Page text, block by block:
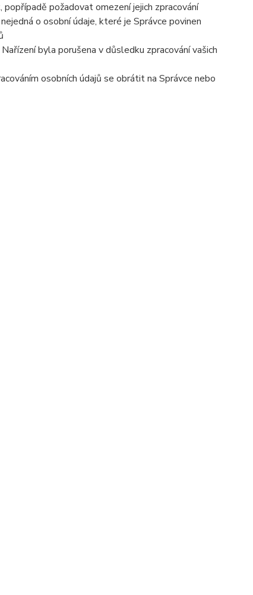
požadovat omezení jejich zpracování
o osobní údaje, které je Správce povinen
byla porušena v důsledku zpracování vašich
osobních údajů se obrátit na Správce nebo